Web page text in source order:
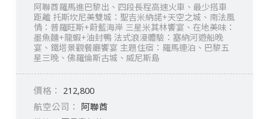
阿聯酋羅馬進巴黎出、四段長程高速火車、最少搭車
距離 托斯坎尼美雙城：聖吉米納諾+天空之城、南法風
情：普羅旺斯+蔚藍海岸 三星米其林饗宴、在地美味：
墨魚麵+龍蝦+油封鴨 法式浪漫體驗：塞納河遊船晚
宴、鐵塔景觀餐廳饗宴 主題住宿：羅馬連泊、巴黎五
星三晚、佛羅倫斯古城、威尼斯島
212,800
阿聯酋